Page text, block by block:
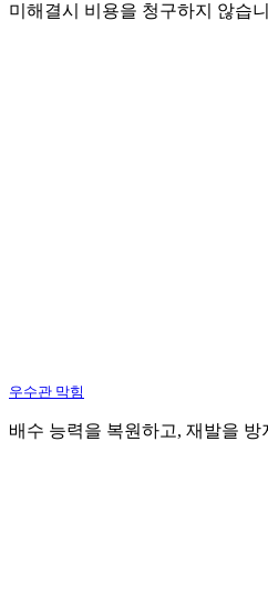
미해결시 비용을 청구하지 않습
우수관 막힘
배수 능력을 복원하고, 재발을 방